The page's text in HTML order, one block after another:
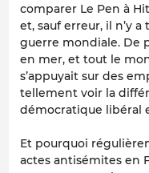
comparer Le Pen à
et, sauf erreur, il n’y
guerre mondiale. De
en mer, et tout le
s’appuyait sur des
tellement voir la
démocratique libéral
Et pourquoi
actes antisémites en